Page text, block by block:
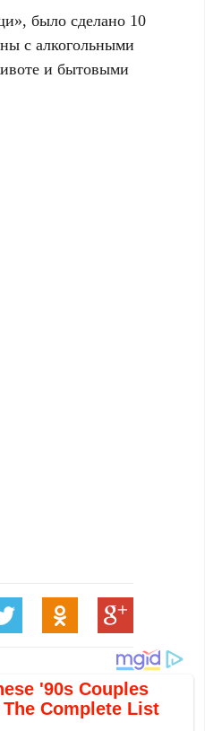
было сделано 10
с алкогольными
и бытовыми